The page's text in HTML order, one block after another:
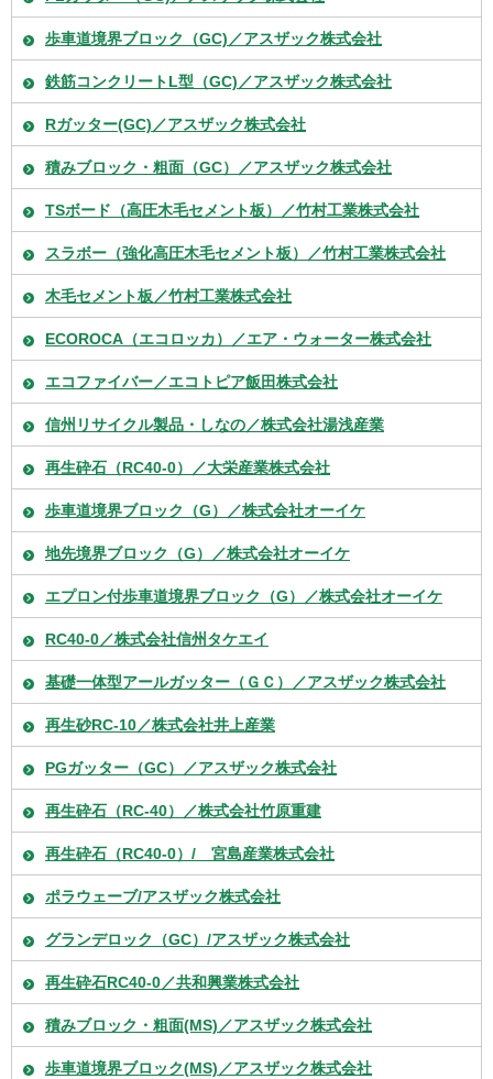
歩車道境界ブロック（GC)／アスザック株式会社
鉄筋コンクリートL型（GC)／アスザック株式会社
Rガッター(GC)／アスザック株式会社
積みブロック・粗面（GC）／アスザック株式会社
TSボード（高圧木毛セメント板）／竹村工業株式会社
スラボー（強化高圧木毛セメント板）／竹村工業株式会社
木毛セメント板／竹村工業株式会社
ECOROCA（エコロッカ）／エア・ウォーター株式会社
エコファイバー／エコトピア飯田株式会社
信州リサイクル製品・しなの／株式会社湯浅産業
再生砕石（RC40-0）／大栄産業株式会社
歩車道境界ブロック（G）／株式会社オーイケ
地先境界ブロック（G）／株式会社オーイケ
エプロン付歩車道境界ブロック（G）／株式会社オーイケ
RC40-0／株式会社信州タケエイ
基礎一体型アールガッター（ＧＣ）／アスザック株式会社
再生砂RC-10／株式会社井上産業
PGガッター（GC）／アスザック株式会社
再生砕石（RC-40）／株式会社竹原重建
再生砕石（RC40-0）/ 宮島産業株式会社
ポラウェーブ/アスザック株式会社
グランデロック（GC）/アスザック株式会社
再生砕石RC40-0／共和興業株式会社
積みブロック・粗面(MS)／アスザック株式会社
歩車道境界ブロック(MS)／アスザック株式会社